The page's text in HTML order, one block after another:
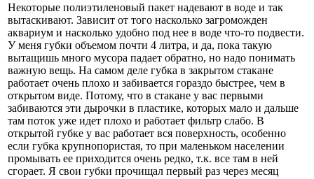
Некоторые полиэтиленовый пакет надевают в воде и так
вытаскивают. Зависит от того насколько загроможден
аквариум и насколько удобно под нее в воде что-то подвести.
У меня губки объемом почти 4 литра, и да, пока такую
вытащишь много мусора падает обратно, но надо понимать
важную вещь. На самом деле губка в закрытом стакане
работает очень плохо и забивается гораздо быстрее, чем в
открытом виде. Потому, что в стакане у вас первыми
забиваются эти дырочки в пластике, которых мало и дальше
там поток уже идет плохо и работает фильтр слабо. В
открытой губке у вас работает вся поверхность, особенно
если губка крупнопористая, то при маленьком населении
промывать ее приходится очень редко, т.к. все там в ней
сгорает. Я свои губки прочищал первый раз через месяц